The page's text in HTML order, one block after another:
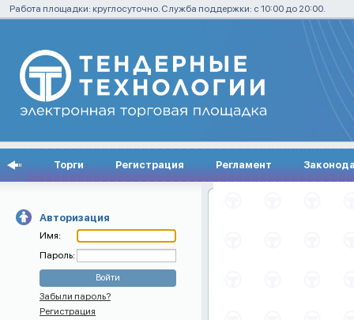
Работа площадки: круглосуточно. Служба поддержки: с 10:00 до 20:00.
Торги Регистрация Регламент
Авторизация
Имя:
Пароль:
Забыли пароль?
Регистрация